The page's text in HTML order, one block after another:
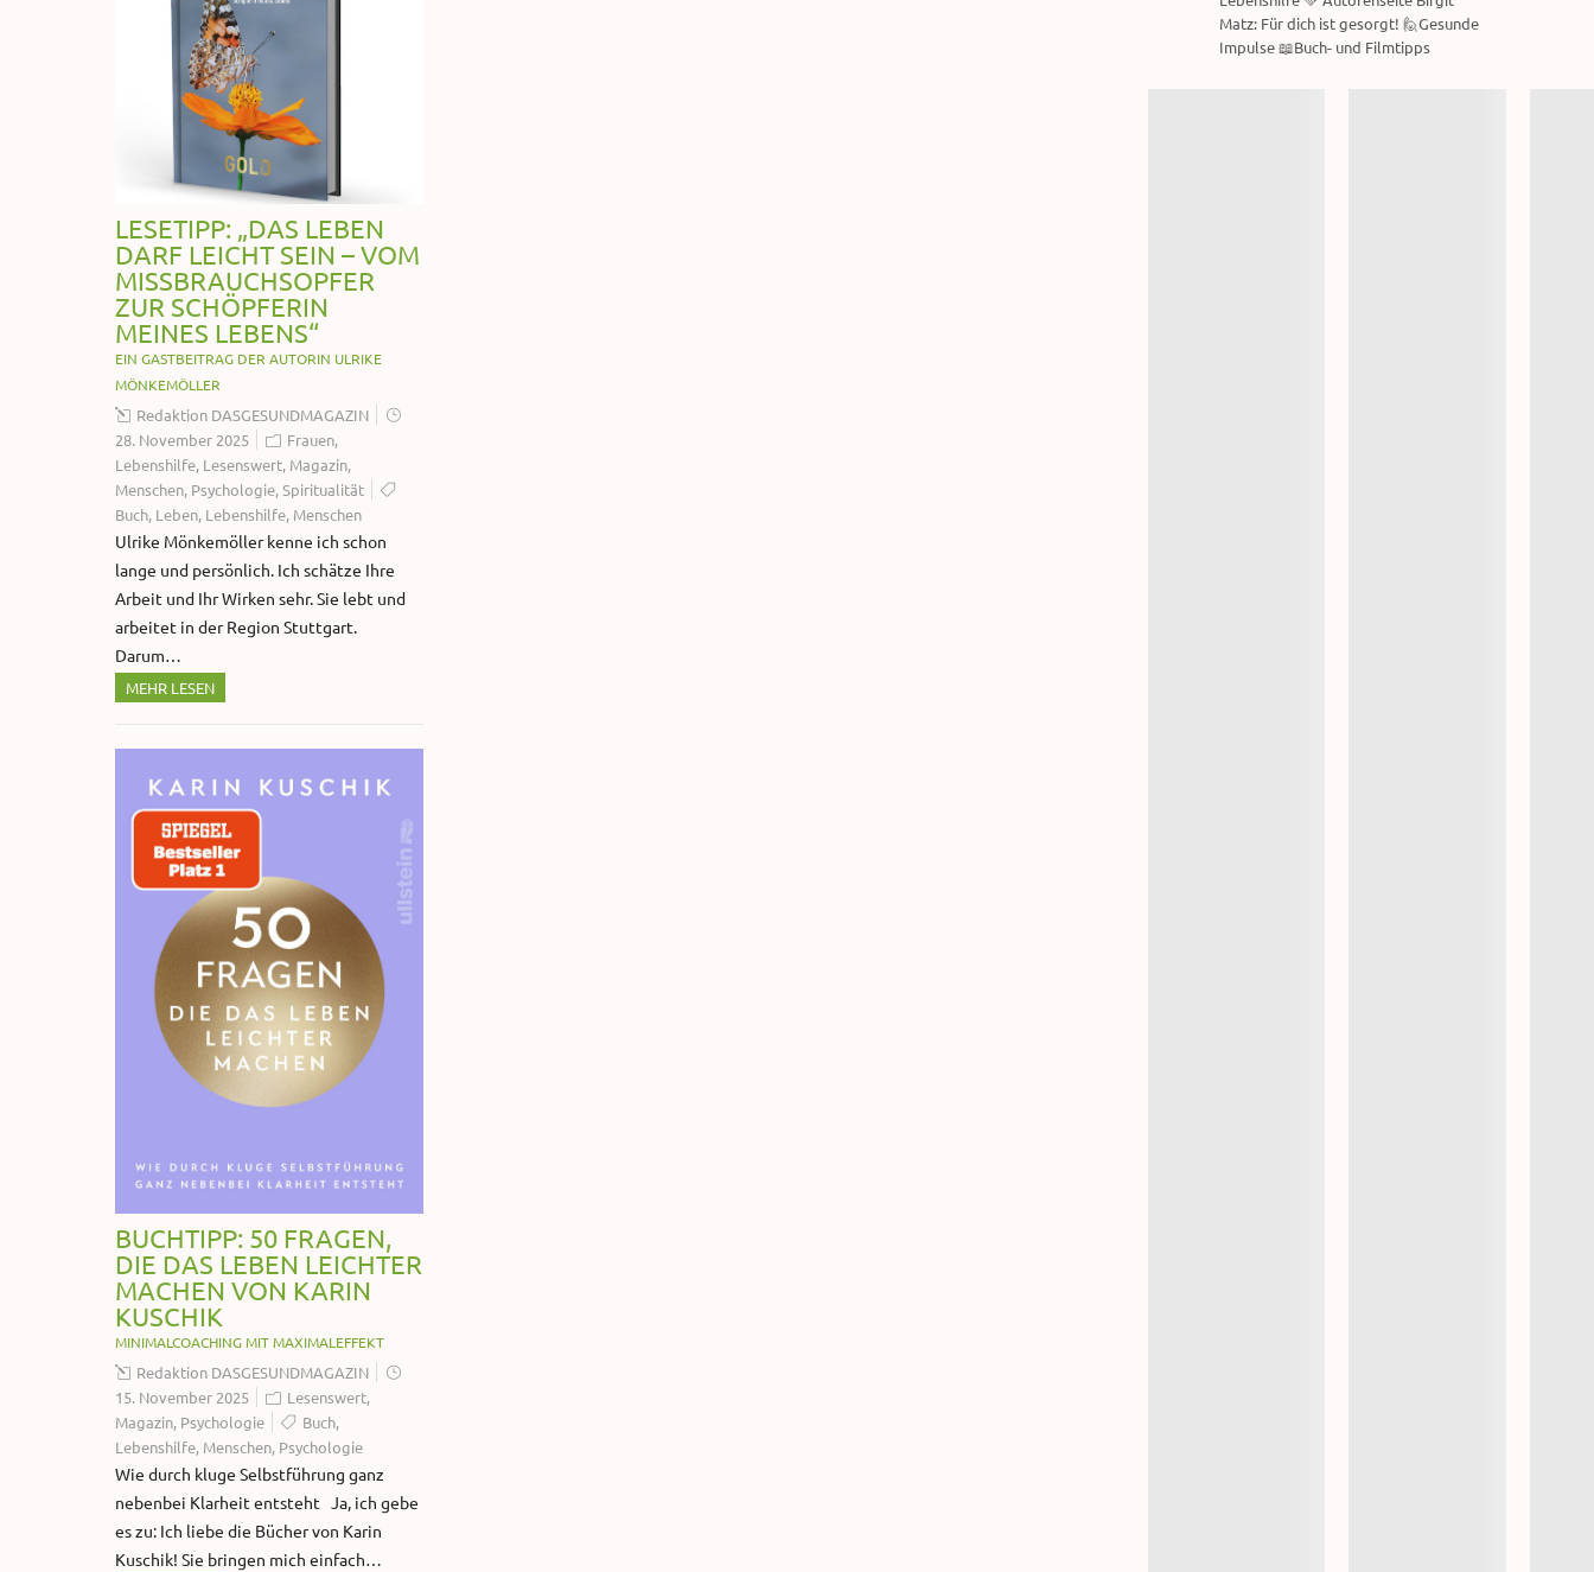
LESETIPP: „DAS LEBEN
DARF LEICHT SEIN – VOM
MISSBRAUCHSOPFER
ZUR SCHÖPFERIN
MEINES LEBENS“
EIN GASTBEITRAG DER AUTORIN ULRIKE
MÖNKEMÖLLER
Redaktion DASGESUNDMAGAZIN
28. November 2025
Frauen,
Lebenshilfe, Lesenswert, Magazin,
Menschen, Psychologie,Spiritualität
Buch, Leben, Lebenshilfe, Menschen
Ulrike Mönkemöller kenne ich schon
lange und persönlich. Ich schätze Ihre
Arbeit und Ihr Wirken sehr. Sie lebt und
arbeitet in der Region Stuttgart.
Darum…
MEHR LESEN
BUCHTIPP: 50 FRAGEN,
DIE DAS LEBEN LEICHTER
MACHEN VON KARIN
KUSCHIK
MINIMALCOACHING MIT MAXIMALEFFEKT
Redaktion DASGESUNDMAGAZIN
15. November 2025
Lesenswert,
Magazin, Psychologie Buch,
Lebenshilfe, Menschen, Psychologie
Wie durch kluge Selbstführung ganz
nebenbei Klarheit entsteht Ja, ich gebe
es zu: Ich liebe die Bücher von Karin
Kuschik! Sie bringen mich einfach…
Matz: Für dich ist gesorgt! 🙋Gesunde
Impulse 📖Buch- und Filmtipps